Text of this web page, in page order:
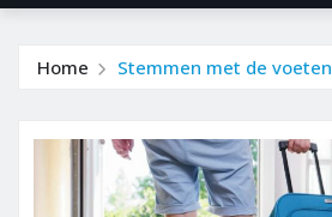
Home Stemmen met de voeten